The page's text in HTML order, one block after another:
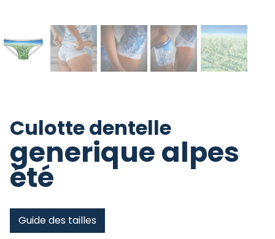
Culotte dentelle
generique alpes
été
Guide des tailles